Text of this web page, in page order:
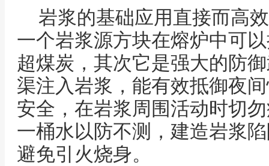
岩浆的基础应用直接而高
一个岩浆源方块在熔炉中可
超煤炭，其次它是强大的防
渠注入岩浆，能有效抵御夜
安全，在岩浆周围活动时切
一桶水以防不测，建造岩浆
避免引火烧身。